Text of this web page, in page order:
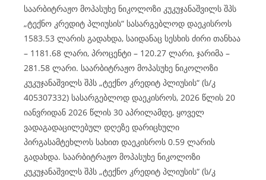
საარბიტრაჟო მოპასუხე ნიკოლოზი კუკუჯანაშვილს შპს
„ტექნო კრედიტ პლიუსის“ სასარგებლოდ დაეკისროს
1583.53 ლარის გადახდა, საიდანაც სესხის ძირი თანხაა
– 1181.68 ლარი, პროცენტი – 120.27 ლარი, ჯარიმა –
281.58 ლარი. საარბიტრაჟო მოპასუხე ნიკოლოზი
კუკუჯანაშვილს შპს „ტექნო კრედიტ პლიუსის“ (ს/კ
405307332) სასარგებლოდ დაეკისროს, 2026 წლის 20
იანვრიდან 2026 წლის 30 აპრილამდე, ყოველ
ვადაგადაცილებულ დღეზე დარიცხული
პირგასამტეხლოს სახით დაეკისროს 0.59 ლარის
გადახდა. საარბიტრაჟო მოპასუხე ნიკოლოზი
კუკუჯანაშვილს შპს „ტექნო კრედიტ პლიუსის“ (ს/კ